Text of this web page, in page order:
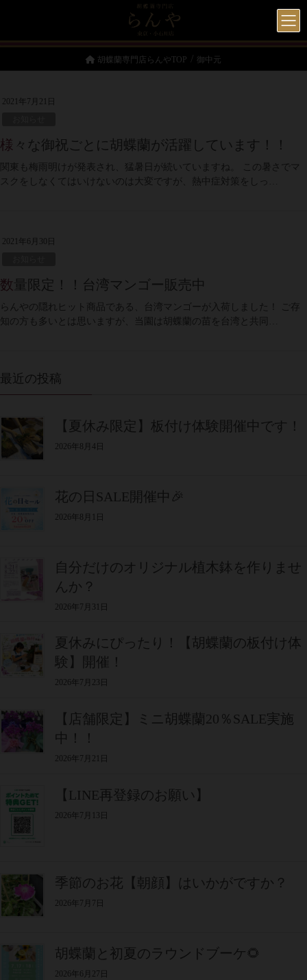
胡蝶蘭専門店らんやTOP 御中元
2021年7月21日
様々な御祝ごとに胡蝶蘭が活躍しています！！
関東も梅雨明けが発表され、猛暑日が続いていますね。 この暑さでマ
スクをしなくてはいけないのは大変ですが、熱中症対策をしっ…
2021年6月30日
数量限定！！台湾マンゴー販売中
らんやの隠れヒット商品である、台湾マンゴーが入荷しました！ ご存
知の方も多いとは思いますが、当園は胡蝶蘭の苗を台湾と共同…
最近の投稿
【夏休み限定】板付け体験開催中です！
2026年8月4日
花の日SALE開催中🎉
2026年8月1日
自分だけのオリジナル植木鉢を作りませ
んか？
2026年7月31日
夏休みにぴったり！【胡蝶蘭の板付け体
験】開催！
2026年7月23日
【店舗限定】ミニ胡蝶蘭20％SALE実施
中！！
2026年7月21日
【LINE再登録のお願い】
2026年7月13日
季節のお花【朝顔】はいかがですか？
2026年7月7日
胡蝶蘭と初夏のラウンドブーケ🌻
2026年6月27日